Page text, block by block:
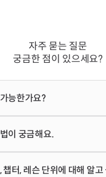
자주 묻는 질문
궁금한 점이 있으세요?
능한가요?
해 무료 체험을 제공하고 있
이 궁금해요.
등록되어 있는 경우]
챕터, 레슨 단위에 대해 알고